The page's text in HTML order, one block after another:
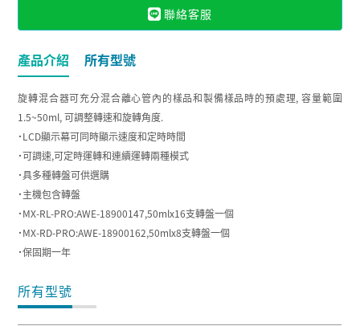
聯絡客服
產品介紹 所有型號
旋轉混合器可充分混合離心管內的樣品和製備樣品時的預處理, 容量範圍
1.5~50ml, 可調整轉速和旋轉角度.
˙LCD顯示幕可同時顯示速度和定時時間
˙可調速,可定時運轉和連續運轉兩種模式
˙具多種轉盤可供選購
˙主機包含轉盤
˙MX-RL-PRO:AWE-18900147,50mlx16支轉盤一個
˙MX-RD-PRO:AWE-18900162,50mlx8支轉盤一個
˙保固期一年
所有型號